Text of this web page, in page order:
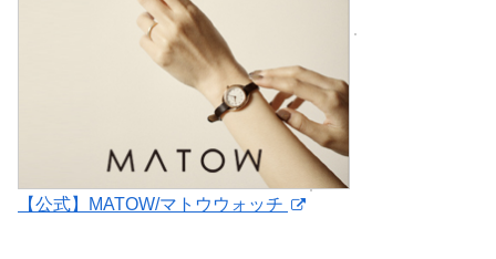
【公式】MATOW/マトウウォッチ